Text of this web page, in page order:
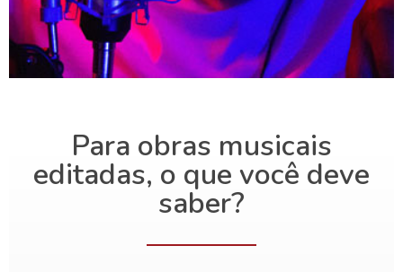
Para obras musicais
editadas, o que você deve
saber?